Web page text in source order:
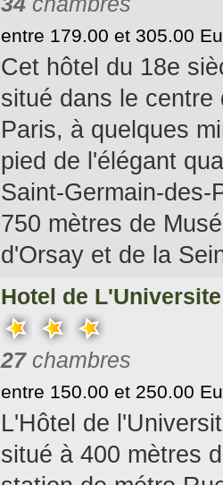
entre 179.00 et 305.00
Cet hôtel du 18e
situé dans le centre
Paris, à quelques
pied de l'élégant
Saint-Germain-des-
750 mètres de
d'Orsay et de la
Hotel de L'Universite
27chambres
entre 150.00 et 250.00
L'Hôtel de
situé à 400 mètres